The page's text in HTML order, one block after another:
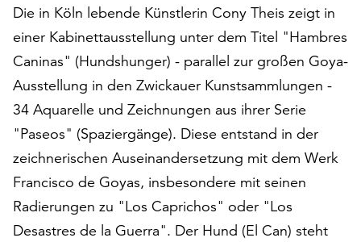
Klicken
Sie
auf
„Alle
akzeptieren“,
um
alle
Cookies
akzeptieren.
Sie
können
Die in Köln lebende Künstlerin Cony Theis zeigt in
einer Kabinettausstellung unter dem Titel "Hambres
Caninas" (Hundshunger) - parallel zur großen Goya-
Ausstellung in den Zwickauer Kunstsammlungen -
34 Aquarelle und Zeichnungen aus ihrer Serie
"Paseos" (Spaziergänge). Diese entstand in der
zeichnerischen Auseinandersetzung mit dem Werk
Francisco de Goyas, insbesondere mit seinen
Radierungen zu "Los Caprichos" oder "Los
Desastres de la Guerra". Der Hund (El Can) steht